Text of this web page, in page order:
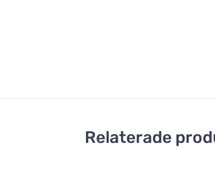
Relaterade